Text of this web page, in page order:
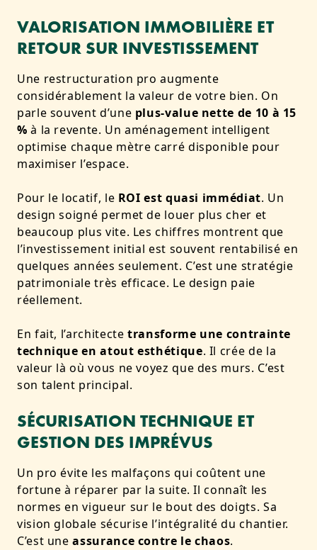
VALORISATION IMMOBILIÈRE ET
RETOUR SUR INVESTISSEMENT
Une restructuration pro augmente
considérablement la valeur de votre bien. On
parle souvent d’une plus-value nette de 10 à 15
% à la revente. Un aménagement intelligent
optimise chaque mètre carré disponible pour
maximiser l’espace.
Pour le locatif, le ROI est quasi immédiat. Un
design soigné permet de louer plus cher et
beaucoup plus vite. Les chiffres montrent que
l’investissement initial est souvent rentabilisé en
quelques années seulement. C’est une stratégie
patrimoniale très efficace. Le design paie
réellement.
En fait, l’architectetransforme une contrainte
technique en atout esthétique. Il crée de la
valeur là où vous ne voyez que des murs. C’est
son talent principal.
SÉCURISATION TECHNIQUE ET
GESTION DES IMPRÉVUS
Un pro évite les malfaçons qui coûtent une
fortune à réparer par la suite. Il connaît les
normes en vigueur sur le bout des doigts. Sa
vision globale sécurise l’intégralité du chantier.
C’est uneassurance contre le chaos.